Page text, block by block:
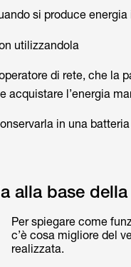
si produce
utilizzandola
di rete, che la
acquistare l’energia
in una
alla base
Per spiegare come
c’è cosa migliore del
realizzata.